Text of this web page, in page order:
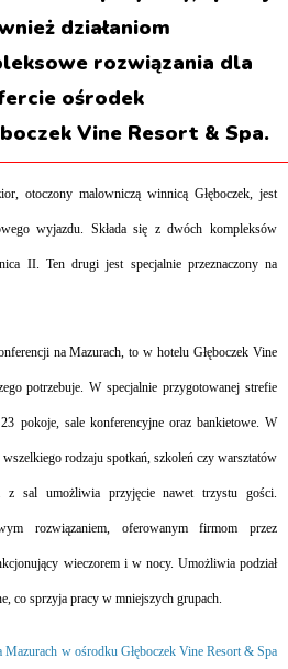
działaniom
rozwiązania dla
ośrodek
Vine Resort & Spa.
otoczony malowniczą winnicą Głęboczek, jest
wyjazdu. Składa się z dwóch kompleksów
II. Ten drugi jest specjalnie przeznaczony na
na Mazurach, to w hotelu Głęboczek Vine
potrzebuje. W specjalnie przygotowanej strefie
pokoje, sale konferencyjne oraz bankietowe. W
rodzaju spotkań, szkoleń czy warsztatów
sal umożliwia przyjęcie nawet trzystu gości.
rozwiązaniem, oferowanym firmom przez
wieczorem i w nocy. Umożliwia podział
co sprzyja pracy w mniejszych grupach.
Mazurach w ośrodku Głęboczek Vine Resort & Spa